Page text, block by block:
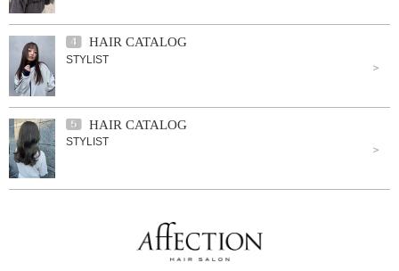
HAIR CATALOG
STYLIST
HAIR CATALOG
STYLIST